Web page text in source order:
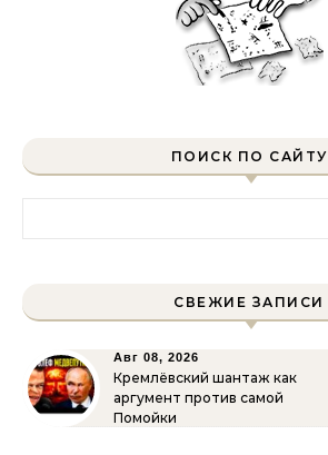
ПОИСК ПО САЙТУ
СВЕЖИЕ ЗАПИСИ
Авг 08, 2026
Кремлёвский шантаж как
аргумент против самой
Помойки